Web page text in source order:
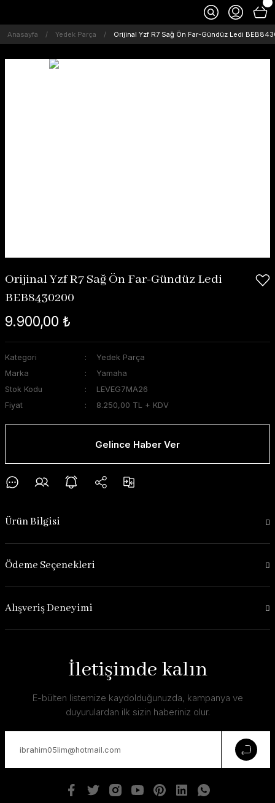
Anasayfa Yedek Parça Orijinal Yzf R7 Sağ Ön Far-Gündüz Ledi
Orijinal Yzf R7 Sağ Ön Far-Gündüz Ledi
BEB8430200
9.900,00 ₺
Kategori
Yedek Parça
Marka
Yamaha
Stok Kodu
LEVEG7MA26
Fiyat
8.250,00 TL + KDV
Gelince Haber Ver
Ürün Bilgisi
Ödeme Seçenekleri
Alışveriş Deneyimi
İletişimde kalın
E-bülten listemize kaydolduğunuzda, kampanya ve
duyurulardan ilk sizin haberiniz olur.